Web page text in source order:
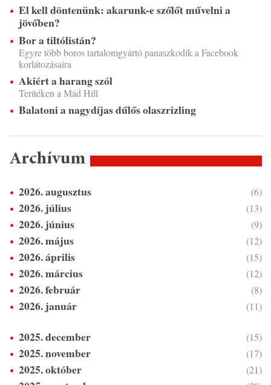
El kell döntenünk: akarunk-e szőlőt művelni a
jövőben?
Bor a tiltólistán?
Egyre több boros tartalomgyártó panaszkodik a Facebook
korlátozásaira
Akiért a harang szól
Terítéken a Mád Hill
Balatoni a nagydíjas dűlős olaszrizling
Archívum
2026. augusztus (6)
2026. július (13)
2026. június (9)
2026. május (12)
2026. április (15)
2026. március (12)
2026. február (8)
2026. január (11)
2025. december (15)
2025. november (17)
2025. október (21)